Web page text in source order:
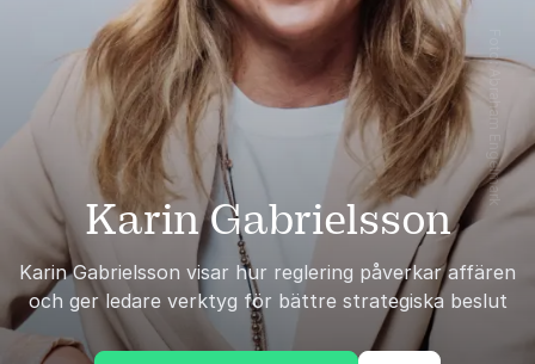
Karin Gabrielsson
Karin Gabrielsson visar hur reglering påverkar affären
och ger ledare verktyg för bättre strategiska beslut
Foto: Abraham Engelmark